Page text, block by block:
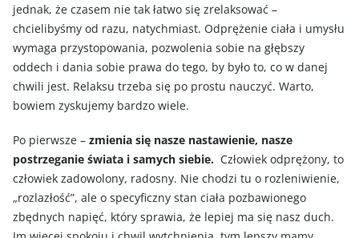
jednak, że czasem nie tak łatwo się zrelaksować –
chcielibyśmy od razu, natychmiast. Odprężenie ciała i umysłu
wymaga przystopowania, pozwolenia sobie na głębszy
oddech i dania sobie prawa do tego, by było to, co w danej
chwili jest. Relaksu trzeba się po prostu nauczyć. Warto,
bowiem zyskujemy bardzo wiele.
Po pierwsze – zmienia się nasze nastawienie, nasze
postrzeganie świata i samych siebie. Człowiek odprężony, to
człowiek zadowolony, radosny. Nie chodzi tu o rozleniwienie,
„rozlazłość”, ale o specyficzny stan ciała pozbawionego
zbędnych napięć, który sprawia, że lepiej ma się nasz duch.